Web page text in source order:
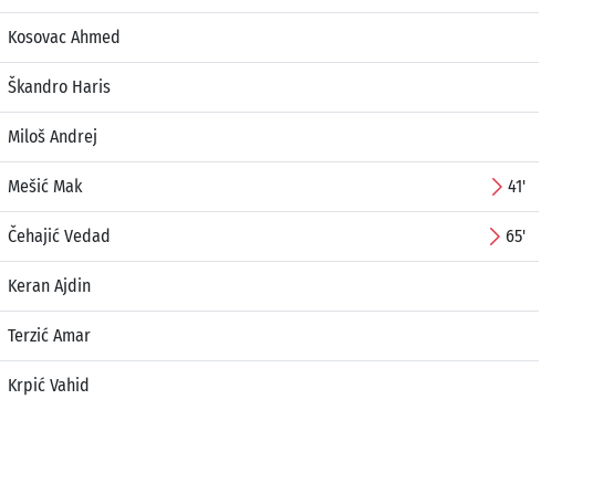
Kosovac Ahmed
Škandro Haris
Miloš Andrej
Mešić Mak 41'
Čehajić Vedad 65'
Keran Ajdin
Terzić Amar
Krpić Vahid